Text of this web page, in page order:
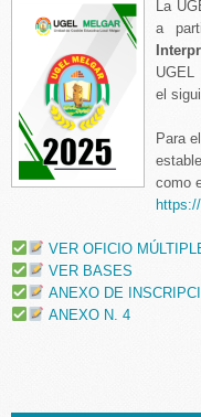
La
a
UGEL
el
Para
como
VER OFICIO
VER BASES
ANEXO DE
ANEXO N. 4